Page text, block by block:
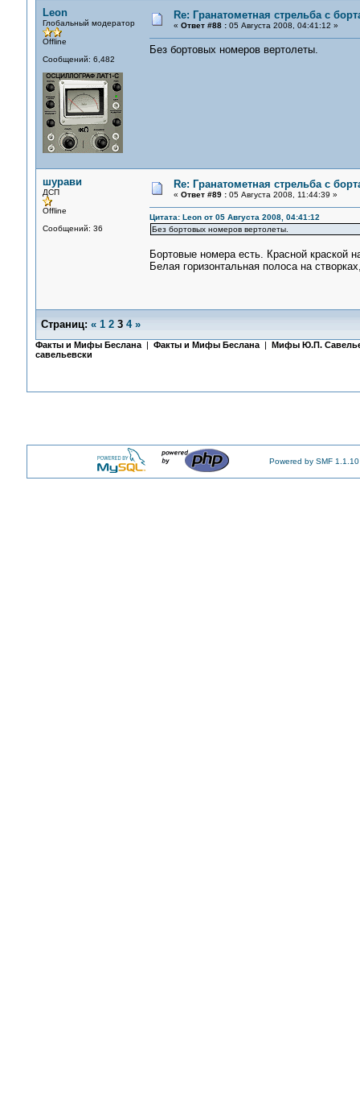
Leon
Глобальный модератор
Offline
Сообщений: 6,482
Re: Гранатометная стрельба с
« Ответ #88 :05 Августа 2008, 04:41:12 »
Без бортовых номеров вертолеты.
шурави
ДСП
Offline
Сообщений: 36
Re: Гранатометная стрельба с
« Ответ #89 :05 Августа 2008, 11:44:39 »
Цитата: Leon от 05 Августа 2008, 04:41:12
Без бортовых номеров вертолеты.
Бортовые номера есть. Красной краской
Белая горизонтальная полоса на
Страниц: « 1 2 3 4 »
Факты и Мифы Беслана| Факты и Мифы Беслана| Мифы Ю.П.
савельевски
Powered by SMF 1.1.10